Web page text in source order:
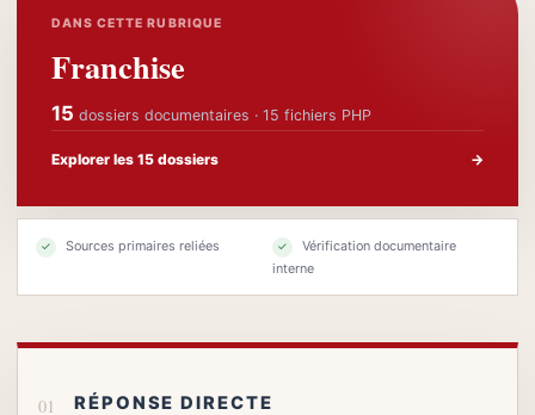
DANS CETTE RUBRIQUE
Franchise
15 dossiers documentaires · 15 fichiers PHP
Explorer les 15 dossiers →
✓ Sources primaires reliées ✓
Vérification documentaire
interne
RÉPONSE DIRECTE